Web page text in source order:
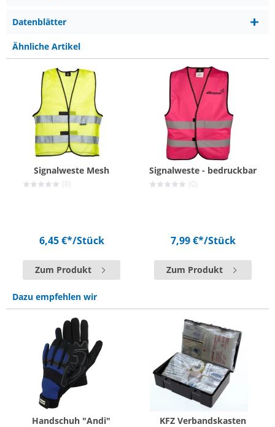
Datenblätter
Ähnliche Artikel
Signalweste Mesh
(0)
6,45 €*/Stück
Zum Produkt
Signalweste - bedruckbar
(0)
7,99 €*/Stück
Zum Produkt
Dazu empfehlen wir
Handschuh "Andi" KFZ Verbandskasten